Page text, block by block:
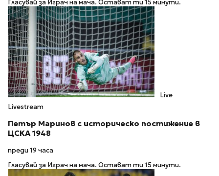
Гласувай за Играч на мача. Остават ти 15 минути.
Live
Livestream
Петър Маринов с историческо постижение в
ЦСКА 1948
преди 19 часа
Гласувай за Играч на мача. Остават ти 15 минути.